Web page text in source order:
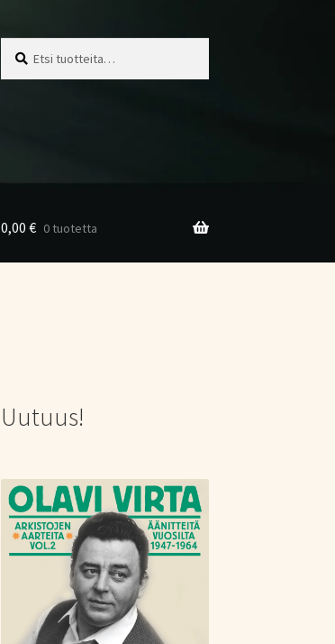
0,00 € 0 tuotetta
Uutuus!